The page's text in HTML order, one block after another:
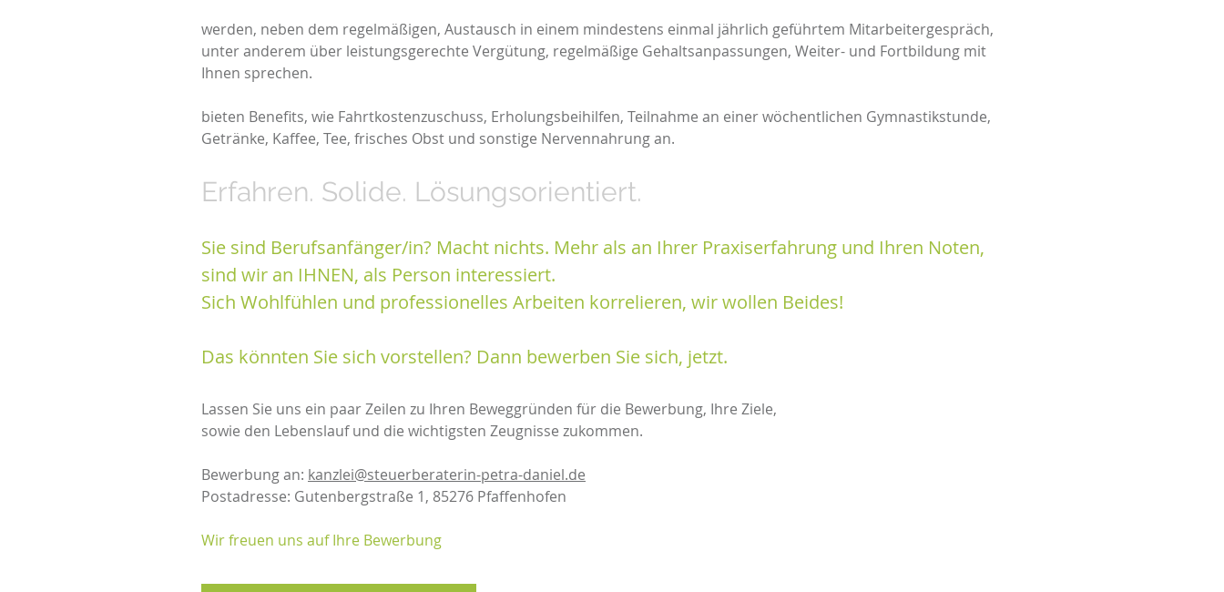
werden, neben dem regelmäßigen, Austausch in einem mindestens einmal jährlich geführtem Mitarbeitergespräch,
unter anderem über leistungsgerechte Vergütung, regelmäßige Gehaltsanpassungen, Weiter- und Fortbildung mit
Ihnen sprechen.
bieten Benefits, wie Fahrtkostenzuschuss, Erholungsbeihilfen, Teilnahme an einer wöchentlichen Gymnastikstunde,
Getränke, Kaffee, Tee, frisches Obst und sonstige Nervennahrung an.
Erfahren. Solide. Lösungsorientiert.
Sie sind Berufsanfänger/in? Macht nichts. Mehr als an Ihrer Praxiserfahrung und Ihren Noten,
sind wir an IHNEN, als Person interessiert.
Sich Wohlfühlen und professionelles Arbeiten korrelieren, wir wollen Beides!
Das könnten Sie sich vorstellen? Dann bewerben Sie sich, jetzt.
Lassen Sie uns ein paar Zeilen zu Ihren Beweggründen für die Bewerbung, Ihre Ziele,
sowie den Lebenslauf und die wichtigsten Zeugnisse zukommen.
Bewerbung an: kanzlei@steuerberaterin-petra-daniel.de
Postadresse: Gutenbergstraße 1, 85276 Pfaffenhofen
Wir freuen uns auf Ihre Bewerbung